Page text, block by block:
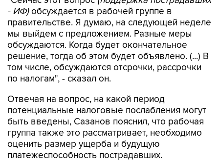
- ИФ)обсуждается в рабочей группе в
правительстве. Я думаю, на следующей неделе
мы выйдем с предложением. Разные меры
обсуждаются. Когда будет окончательное
решение, тогда об этом будет объявлено. (...) В
том числе, обсуждаются отсрочки, рассрочки
по налогам", - сказал он.
Отвечая на вопрос, на какой период
потенциальные налоговые послабления могут
быть введены, Сазанов пояснил, что рабочая
группа также это рассматривает, необходимо
оценить размер ущерба и будущую
платежеспособность пострадавших.